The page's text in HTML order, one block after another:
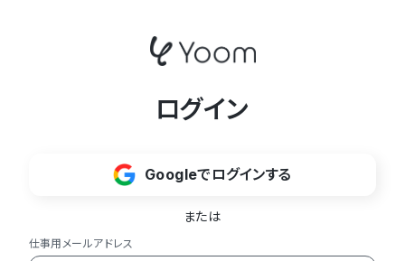
ログイン
Googleでログインする
または
仕事用メールアドレス